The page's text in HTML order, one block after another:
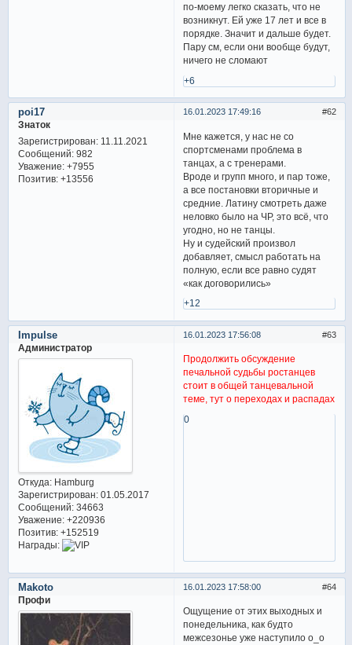
по-моему легко сказать, что не
возникнут. Ей уже 17 лет и все в
порядке. Значит и дальше будет.
Пару см, если они вообще будут,
ничего не сломают
+6
62
16.01.2023 17:49:16
poi17
Знаток
Зарегистрирован: 11.11.2021
Сообщений:982
Уважение: +7955
Позитив: +13556
Мне кажется, у нас не со
спортсменами проблема в
танцах, а с тренерами.
Вроде и групп много, и пар тоже,
а все постановки вторичные и
средние. Латину смотреть даже
неловко было на ЧР, это всё, что
угодно, но не танцы.
Ну и судейский произвол
добавляет, смысл работать на
полную, если все равно судят
«как договорились»
+12
63
16.01.2023 17:56:08
Impulse
Администратор
Откуда:Hamburg
Зарегистрирован: 01.05.2017
Сообщений:34663
Уважение: +220936
Позитив: +152519
Награды:
Продолжить обсуждение
печальной судьбы ростанцев
стоит в общей танцевальной
теме, тут о переходах и распадах
0
64
16.01.2023 17:58:00
Makoto
Профи
Ощущение от этих выходных и
понедельника, как будто
межсезонье уже наступило о_о